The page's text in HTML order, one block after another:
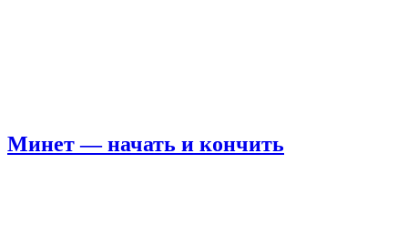
Минет — начать и кончить